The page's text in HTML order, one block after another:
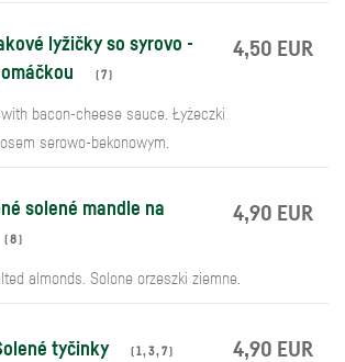
lyžičky so syrovo -
(7)
4,50 EUR
bacon-cheese sauce. Łyżeczki
serowo-bekonowym.
solené mandle na
(8)
4,90 EUR
almonds. Solone orzeszki ziemne.
tyčinky (1,3,7) 4,90 EUR